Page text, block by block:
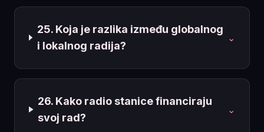
25. Koja je razlika između globalnog
i lokalnog radija?
⌄
26. Kako radio stanice financiraju
svoj rad?
⌄